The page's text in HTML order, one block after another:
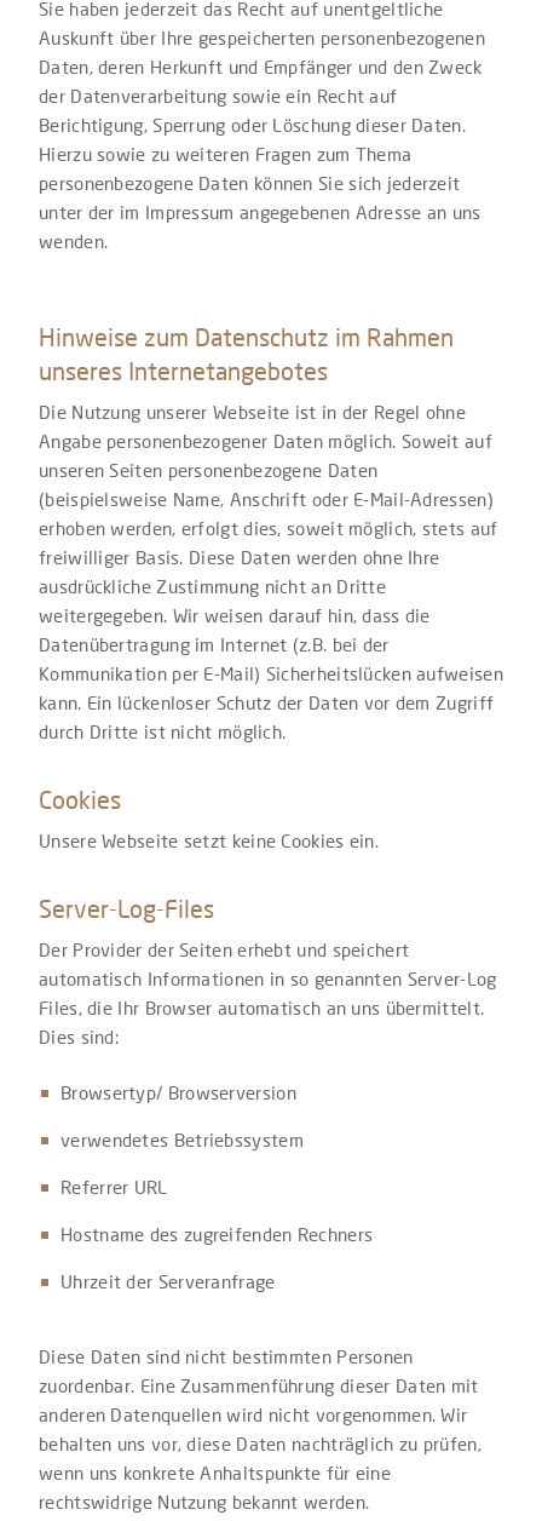
Sie haben jederzeit das Recht auf unentgeltliche
Auskunft über Ihre gespeicherten personenbezogenen
Daten, deren Herkunft und Empfänger und den Zweck
der Datenverarbeitung sowie ein Recht auf
Berichtigung, Sperrung oder Löschung dieser Daten.
Hierzu sowie zu weiteren Fragen zum Thema
personenbezogene Daten können Sie sich jederzeit
unter der im Impressum angegebenen Adresse an uns
wenden.
Hinweise zum Datenschutz im Rahmen
unseres Internetangebotes
Die Nutzung unserer Webseite ist in der Regel ohne
Angabe personenbezogener Daten möglich. Soweit auf
unseren Seiten personenbezogene Daten
(beispielsweise Name, Anschrift oder E-Mail-Adressen)
erhoben werden, erfolgt dies, soweit möglich, stets auf
freiwilliger Basis. Diese Daten werden ohne Ihre
ausdrückliche Zustimmung nicht an Dritte
weitergegeben. Wir weisen darauf hin, dass die
Datenübertragung im Internet (z.B. bei der
Kommunikation per E-Mail) Sicherheitslücken aufweisen
kann. Ein lückenloser Schutz der Daten vor dem Zugriff
durch Dritte ist nicht möglich.
Cookies
Unsere Webseite setzt keine Cookies ein.
Server-Log-Files
Der Provider der Seiten erhebt und speichert
automatisch Informationen in so genannten Server-Log
Files, die Ihr Browser automatisch an uns übermittelt.
Dies sind:
Browsertyp/ Browserversion
verwendetes Betriebssystem
Referrer URL
Hostname des zugreifenden Rechners
Uhrzeit der Serveranfrage
Diese Daten sind nicht bestimmten Personen
zuordenbar. Eine Zusammenführung dieser Daten mit
anderen Datenquellen wird nicht vorgenommen. Wir
behalten uns vor, diese Daten nachträglich zu prüfen,
wenn uns konkrete Anhaltspunkte für eine
rechtswidrige Nutzung bekannt werden.